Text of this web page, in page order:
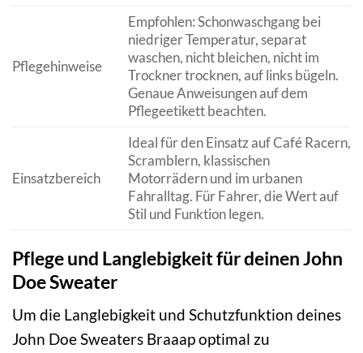
Pflegehinweise
Empfohlen: Schonwaschgang bei
niedriger Temperatur, separat
waschen, nicht bleichen, nicht im
Trockner trocknen, auf links bügeln.
Genaue Anweisungen auf dem
Pflegeetikett beachten.
Einsatzbereich
Ideal für den Einsatz auf Café Racern,
Scramblern, klassischen
Motorrädern und im urbanen
Fahralltag. Für Fahrer, die Wert auf
Stil und Funktion legen.
Pflege und Langlebigkeit für deinen John
Doe Sweater
Um die Langlebigkeit und Schutzfunktion deines
John Doe Sweaters Braaap optimal zu